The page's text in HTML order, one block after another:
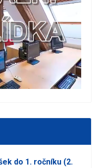
do 1. ročníku (2.